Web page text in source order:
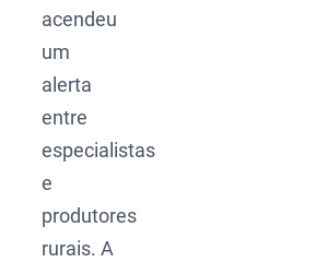
acendeu
um
alerta
entre
especialistas
e
produtores
rurais. A